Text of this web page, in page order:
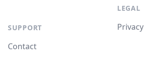
SUPPORT
Contact
LEGAL
Privacy